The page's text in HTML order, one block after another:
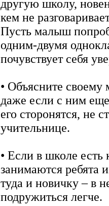
другую школу,
кем не
Пусть малыш
одним-двумя
почувствует себя
• Объясните своему
даже если с ним
его сторонятся, не
учительнице.
• Если в школе
занимаются ребята
туда и новичку – в
подружиться легче.